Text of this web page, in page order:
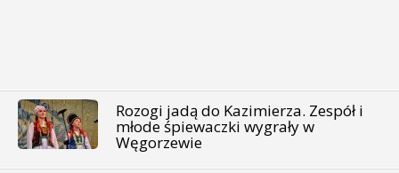
Rozogi jadą do Kazimierza. Zespół i
młode śpiewaczki wygrały w
Węgorzewie